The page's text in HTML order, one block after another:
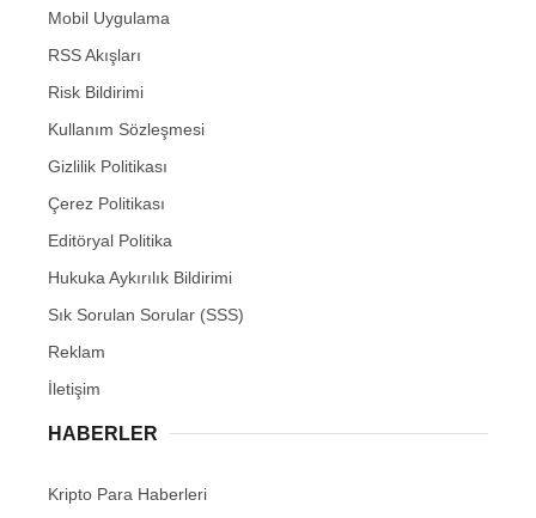
Mobil Uygulama
RSS Akışları
Risk Bildirimi
Kullanım Sözleşmesi
Gizlilik Politikası
Çerez Politikası
Editöryal Politika
Hukuka Aykırılık Bildirimi
Sık Sorulan Sorular (SSS)
Reklam
İletişim
HABERLER
Kripto Para Haberleri